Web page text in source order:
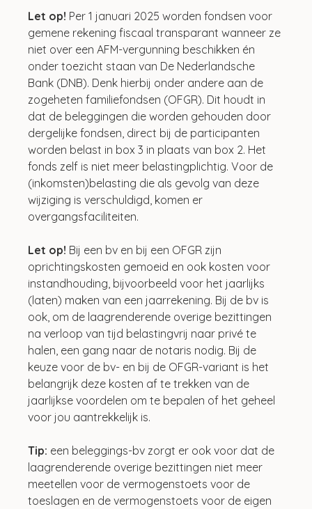
Let op! Per 1 januari 2025 worden fondsen voor
gemene rekening fiscaal transparant wanneer ze
niet over een AFM-vergunning beschikken én
onder toezicht staan van De Nederlandsche
Bank (DNB). Denk hierbij onder andere aan de
zogeheten familiefondsen (OFGR). Dit houdt in
dat de beleggingen die worden gehouden door
dergelijke fondsen, direct bij de participanten
worden belast in box 3 in plaats van box 2. Het
fonds zelf is niet meer belastingplichtig. Voor de
(inkomsten)belasting die als gevolg van deze
wijziging is verschuldigd, komen er
overgangsfaciliteiten.
Let op! Bij een bv en bij een OFGR zijn
oprichtingskosten gemoeid en ook kosten voor
instandhouding, bijvoorbeeld voor het jaarlijks
(laten) maken van een jaarrekening. Bij de bv is
ook, om de laagrenderende overige bezittingen
na verloop van tijd belastingvrij naar privé te
halen, een gang naar de notaris nodig. Bij de
keuze voor de bv- en bij de OFGR-variant is het
belangrijk deze kosten af te trekken van de
jaarlijkse voordelen om te bepalen of het geheel
voor jou aantrekkelijk is.
Tip: een beleggings-bv zorgt er ook voor dat de
laagrenderende overige bezittingen niet meer
meetellen voor de vermogenstoets voor de
toeslagen en de vermogenstoets voor de eigen